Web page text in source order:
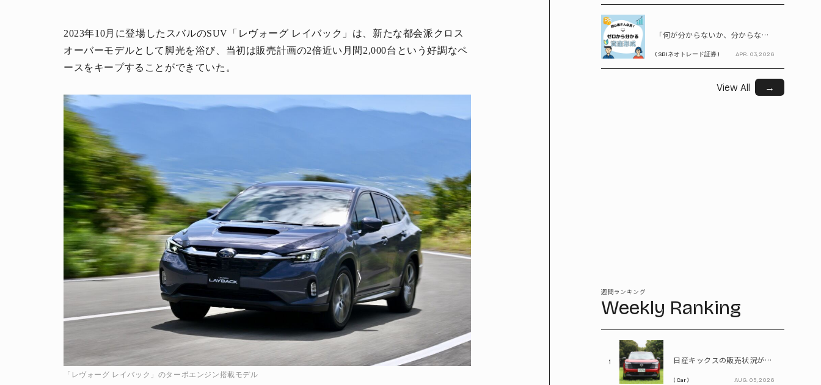
人生と暮らしを豊かに楽しむ上質な体験。
2023年10月に登場したスバルのSUV「レヴォーグ レイバック」は、新たな都会派クロス
オーバーモデルとして脚光を浴び、当初は販売計画の2倍近い月間2,000台という好調なペ
ースをキープすることができていた。
「レヴォーグ レイバック」のターボエンジン搭載モデル
PR
「何が分からないか、分からない」から卒業！ SBIネオトレード証券で学ぶ、はじめての資産形成
( SBIネオトレード証券 ) APR. 03, 2026
View All →
週間ランキング
Weekly Ranking
1 日産キックスの販売状況が判明! 受注台数1.1台超、どんな人が買っている?
( Car ) AUG. 05, 2026